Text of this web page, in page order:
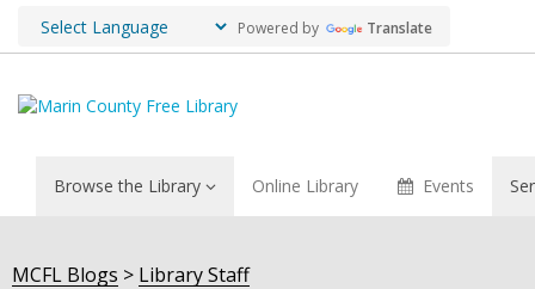
Powered by Translate
Browse the Library Online Library Events
MCFL Blogs Library Staff